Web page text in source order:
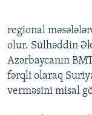
regional
olur. Sülhəddin
Azərbaycanın
fərqli olaraq
verməsini misal